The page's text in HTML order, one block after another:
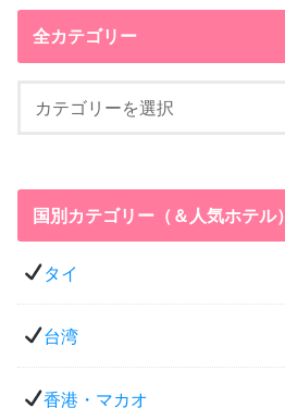
全カテゴリー
国別カテゴリー（＆人気ホテル）
タイ
台湾
香港・マカオ